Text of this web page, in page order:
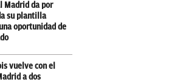
Madrid da por
su plantilla
oportunidad de
vuelve con el
a dos